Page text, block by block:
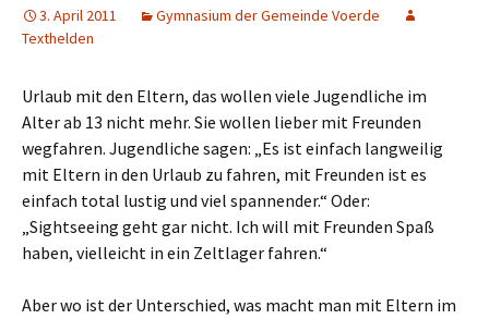
3. April 2011
Gymnasium der Gemeinde Voerde
Texthelden
Urlaub mit den Eltern, das wollen viele Jugendliche im
Alter ab 13 nicht mehr. Sie wollen lieber mit Freunden
wegfahren. Jugendliche sagen: „Es ist einfach langweilig
mit Eltern in den Urlaub zu fahren, mit Freunden ist es
einfach total lustig und viel spannender.“ Oder:
„Sightseeing geht gar nicht. Ich will mit Freunden Spaß
haben, vielleicht in ein Zeltlager fahren.“
Aber wo ist der Unterschied, was macht man mit Eltern im